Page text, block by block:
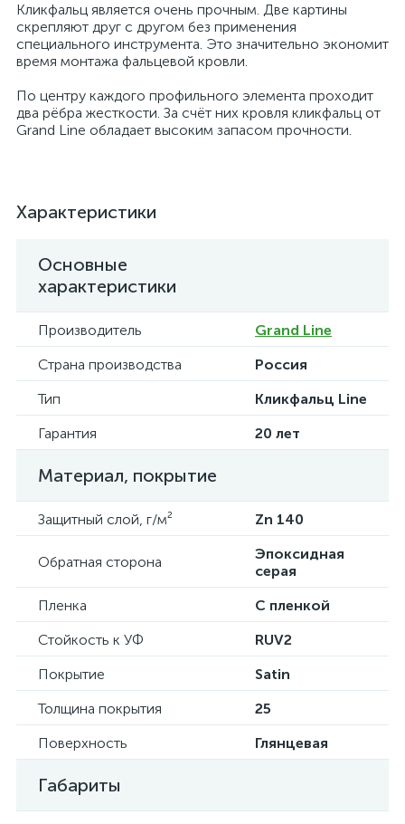
Кликфальц является очень прочным. Две картины
скрепляют друг с другом без применения
специального инструмента. Это значительно экономит
время монтажа фальцевой кровли.
По центру каждого профильного элемента проходит
два рёбра жесткости. За счёт них кровля кликфальц от
Grand Line обладает высоким запасом прочности.
Характеристики
Основные
характеристики
Производитель
Grand Line
Страна производства
Россия
Тип
Кликфальц Line
Гарантия
20 лет
Материал, покрытие
Защитный слой, г/м² Zn 140
Обратная сторона
Эпоксидная
серая
Пленка
С пленкой
Стойкость к УФ
RUV2
Покрытие
Satin
Толщина покрытия
25
Поверхность
Глянцевая
Габариты